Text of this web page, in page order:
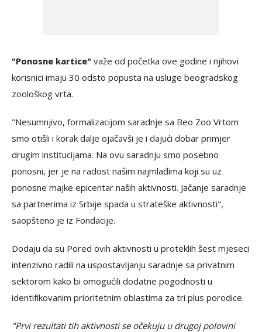
"Ponosne kartice" važe od početka ove godine i njihovi
korisnici imaju 30 odsto popusta na usluge beogradskog
zoološkog vrta.
"Nesumnjivo, formalizacijom saradnje sa Beo Zoo Vrtom
smo otišli i korak dalje ojačavši je i dajući dobar primjer
drugim institucijama. Na ovu saradnju smo posebno
ponosni, jer je na radost našim najmlađima koji su uz
ponosne majke epicentar naših aktivnosti. Jačanje saradnje
sa partnerima iz Srbije spada u strateške aktivnosti",
saopšteno je iz Fondacije.
Dodaju da su Pored ovih aktivnosti u proteklih šest mjeseci
intenzivno radili na uspostavljanju saradnje sa privatnim
sektorom kako bi omogućili dodatne pogodnosti u
identifikovanim prioritetnim oblastima za tri plus porodice.
"Prvi rezultati tih aktivnosti se očekuju u drugoj polovini